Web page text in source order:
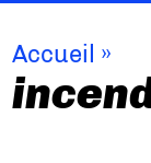
Accueil »